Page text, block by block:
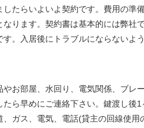
たらいよいよ契約です。費用の準
ります。契約書は基本的には弊社
す。入居後にトラブルにならないよ
やお部屋、水回り、電気関係、ブレ
たら早めにご連絡下さい。鍵渡し後
ガス、電気、電話(貸主の回線使